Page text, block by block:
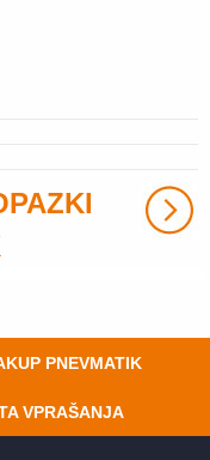
PNEVMATIK
VPRAŠANJA